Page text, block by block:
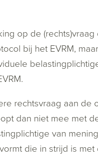
op de
bij het EVRM,
rechtsvraag aan de
dan niet mee met
van
die in strijd is met